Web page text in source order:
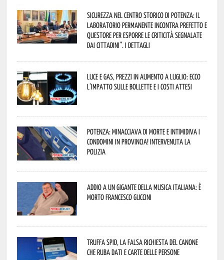
Sicurezza nel Centro Storico di Potenza: il
Laboratorio Permanente incontra Prefetto e
Questore per esporre le criticità segnalate
dai cittadini”. I dettagli
Luce e gas, prezzi in aumento a luglio: ecco
l’impatto sulle bollette e i costi attesi
Potenza: minacciava di morte e intimidiva i
condomini in provincia! Intervenuta la
Polizia
Addio a un gigante della musica italiana: è
morto Francesco Guccini
Truffa Spid, la falsa richiesta del canone
che ruba dati e carte delle persone